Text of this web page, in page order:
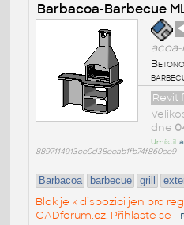
Barbacoa-Barbecue
acoa-
Revit
dne
Umístil:
8897114913ce0d38eeab1fb74f860ee9
Barbacoa barbecue grill
Blok je k dispozici jen pro
CADforum.cz. Přihlaste se -